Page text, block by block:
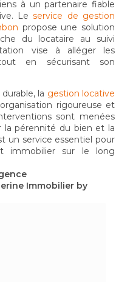
à un partenaire fiable
Leservice de gestion
propose une solution
du locataire au suivi
vise à alléger les
en sécurisant son
la gestion locative
rigoureuse et
sont menées
la pérennité du bien et la
un service essentiel pour
immobilier sur le long
Immobilier by